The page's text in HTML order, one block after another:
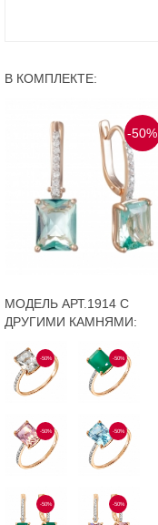
В КОМПЛЕКТЕ:
-50%
МОДЕЛЬ АРТ.1914 С
ДРУГИМИ КАМНЯМИ:
-50% -50%
-50% -50%
-50% -50%